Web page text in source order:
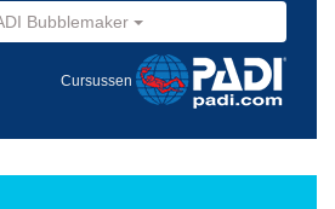
Bubblemaker
Cursussen